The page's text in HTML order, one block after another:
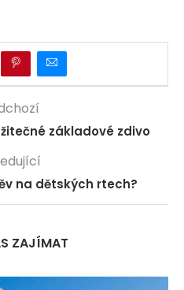
základové zdivo
na dětských rtech?
ZAJÍMAT